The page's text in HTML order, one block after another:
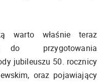
warto właśnie teraz
do przygotowania
jubileuszu 50. rocznicy
oraz pojawiający